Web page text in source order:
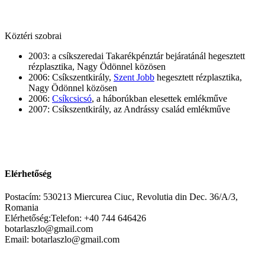
Köztéri szobrai
2003: a csíkszeredai Takarékpénztár bejáratánál hegesztett
rézplasztika, Nagy Ödönnel közösen
2006: Csíkszentkirály, Szent Jobb hegesztett rézplasztika,
Nagy Ödönnel közösen
2006: Csíkcsicsó, a háborúkban elesettek emlékműve
2007: Csíkszentkirály, az Andrássy család emlékműve
Elérhetőség
Postacím: 530213 Miercurea Ciuc, Revolutia din Dec. 36/A/3,
Romania
Elérhetőség:Telefon: +40 744 646426
botarlaszlo@gmail.com
Email: botarlaszlo@gmail.com